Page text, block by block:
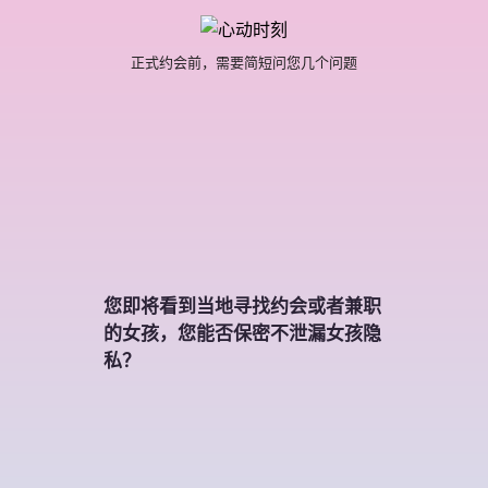
正式约会前，需要简短问您几个问题
您即将看到当地寻找约会或者兼职
的女孩，您能否保密不泄漏女孩隐
私？